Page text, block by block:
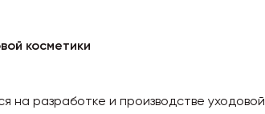
косметики
на разработке и производстве уходовой